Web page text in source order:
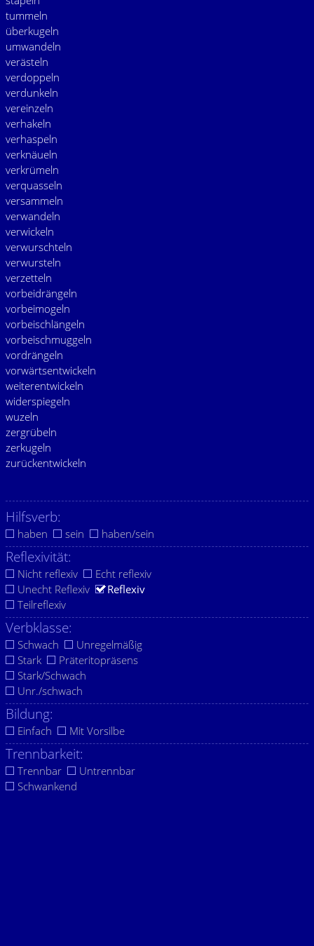
tummeln
überkugeln
umwandeln
verästeln
verdoppeln
verdunkeln
vereinzeln
verhakeln
verhaspeln
verknäueln
verkrümeln
verquasseln
versammeln
verwandeln
verwickeln
verwurschteln
verwursteln
verzetteln
vorbeidrängeln
vorbeimogeln
vorbeischlängeln
vorbeischmuggeln
vordrängeln
vorwärtsentwickeln
weiterentwickeln
widerspiegeln
wuzeln
zergrübeln
zerkugeln
zurückentwickeln
Hilfsverb:
haben sein haben/sein
Reflexivität:
Nicht reflexiv
Echt reflexiv
Unecht Reflexiv
Reflexiv
Teilreflexiv
Verbklasse:
Schwach
Unregelmäßig
Stark
Präteritopräsens
Stark/Schwach
Unr./schwach
Bildung:
Einfach Mit Vorsilbe
Trennbarkeit:
Trennbar
Untrennbar
Schwankend